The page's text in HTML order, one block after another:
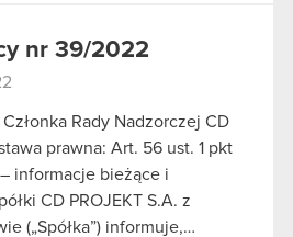
nr 39/2022
Rady Nadzorczej CD
prawna: Art. 56 ust. 1 pkt
informacje bieżące i
CD PROJEKT S.A. z
(„Spółka”) informuje,…